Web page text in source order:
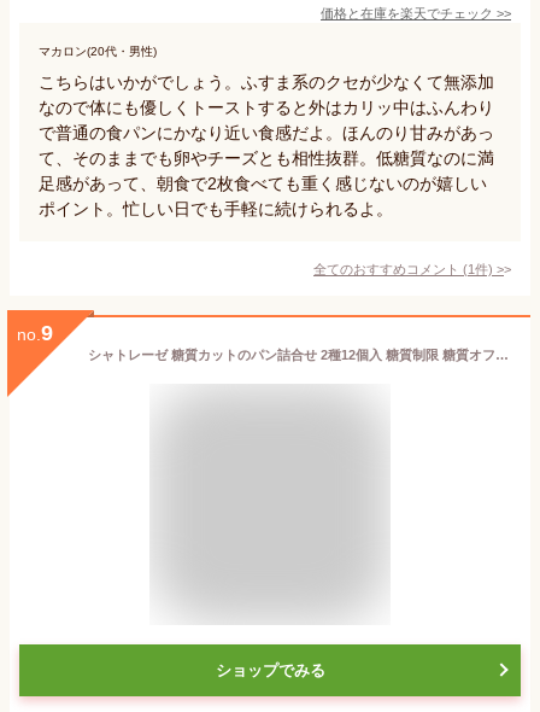
価格と在庫を楽天でチェック >>
マカロン(20代・男性)
こちらはいかがでしょう。ふすま系のクセが少なくて無添加
なので体にも優しくトーストすると外はカリッ中はふんわり
で普通の食パンにかなり近い食感だよ。ほんのり甘みがあっ
て、そのままでも卵やチーズとも相性抜群。低糖質なのに満
足感があって、朝食で2枚食べても重く感じないのが嬉しい
ポイント。忙しい日でも手軽に続けられるよ。
全てのおすすめコメント (1件) >
no. 9
シャトレーゼ 糖質カットのパン詰合せ 2種12個入 糖質制限 糖質オフ 低糖質パン
ショップでみる